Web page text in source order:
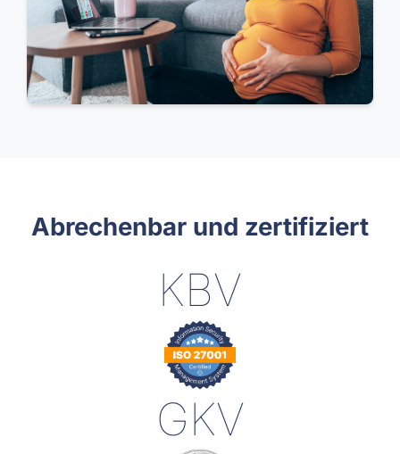
Abrechenbar und zertifiziert
KBV
GKV